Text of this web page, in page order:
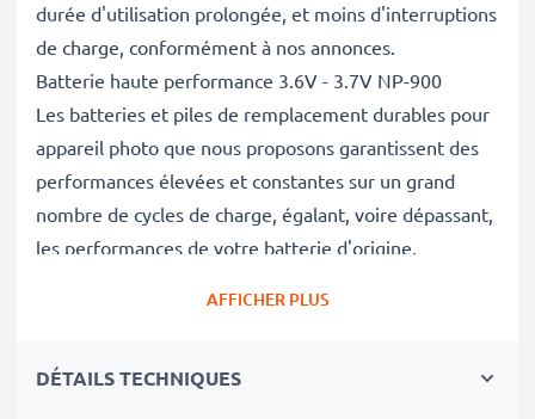
durée d'utilisation prolongée, et moins d'interruptions
de charge, conformément à nos annonces.
Batterie haute performance 3.6V - 3.7V NP-900
Les batteries et piles de remplacement durables pour
appareil photo que nous proposons garantissent des
performances élevées et constantes sur un grand
nombre de cycles de charge, égalant, voire dépassant,
les performances de votre batterie d'origine.
caméras on fait l'objet de contrôles de qualité stricts
AFFICHER PLUS
DÉTAILS TECHNIQUES